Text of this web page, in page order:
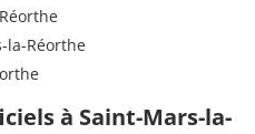
la-Réorthe
à Saint-Mars-la-